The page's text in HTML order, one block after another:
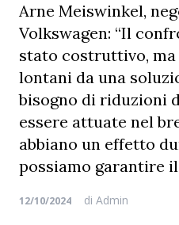
Arne Meiswinkel,
Volkswagen: “Il
stato costruttivo,
lontani da una
bisogno di riduzioni
essere attuate nel
abbiano un effetto
possiamo garantire
12/10/2024 di Admin